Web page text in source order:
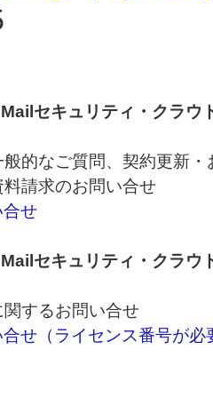
セキュリティ・クラウ
的なご質問、契約更新・
請求のお問い合せ
せ
セキュリティ・クラウ
するお問い合せ
せ（ライセンス番号が必